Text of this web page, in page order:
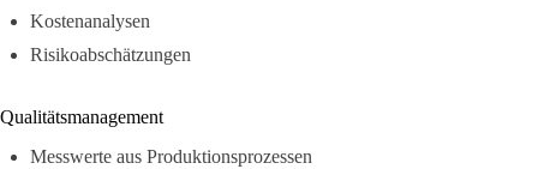
Kostenanalysen
Risikoabschätzungen
Qualitätsmanagement
Messwerte aus Produktionsprozessen